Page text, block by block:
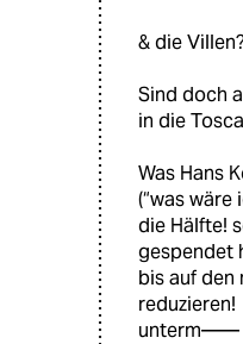
& die
Sind doch
in die
Was Hans
(“was wäre
die Hälfte!
gespendet
bis auf den
reduzieren!
unterm——